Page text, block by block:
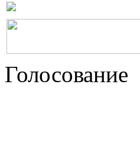
Голосование